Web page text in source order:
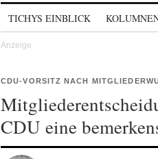
TICHYS EINBLICK
CDU-VORSITZ NACH
CDU eine